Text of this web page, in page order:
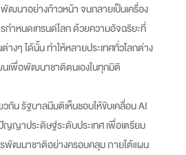
ฒนาอย่างก้าวหน้า จนกลายเป็นเครื่อง
ำหนดเทรนด์โลก ด้วยความอัจฉริยะที่
างๆ ได้นั้น ทำให้หลายประเทศทั่วโลกต่าง
นเพื่อพัฒนาชาติตนเองในทุกมิติ
วกัน รัฐบาลมีมติเห็นชอบให้ขับเคลื่อน AI
ญญาประดิษฐ์ระดับประเทศ เพื่อเตรียม
พัฒนาชาติอย่างครอบคลุม ภายใต้แผน